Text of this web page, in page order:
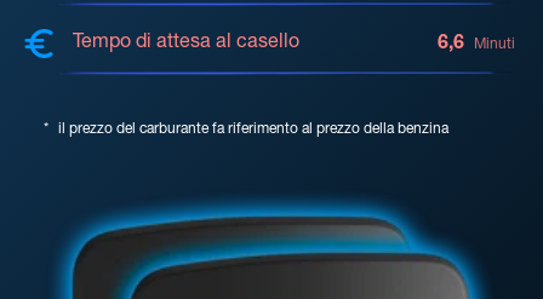
Tempo di attesa al casello 6,6 Minuti
* il prezzo del carburante fa riferimento al prezzo della benzina